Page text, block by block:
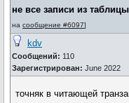
не все записи из таблицы
на сообщение #6097]
kdv
Сообщений: 110
Зарегистрирован: June 2022
точняк в читающей